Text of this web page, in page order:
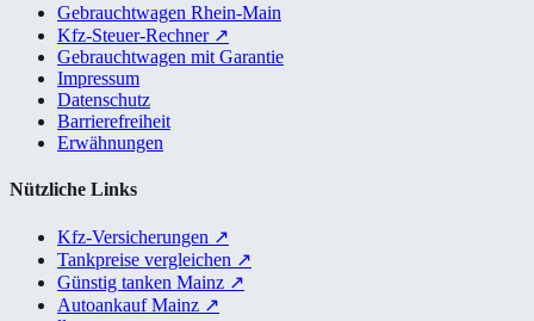
Gebrauchtwagen Rhein-Main
Kfz-Steuer-Rechner ↗
Gebrauchtwagen mit Garantie
Impressum
Datenschutz
Barrierefreiheit
Erwähnungen
Nützliche Links
Kfz-Versicherungen ↗
Tankpreise vergleichen ↗
Günstig tanken Mainz ↗
Autoankauf Mainz ↗